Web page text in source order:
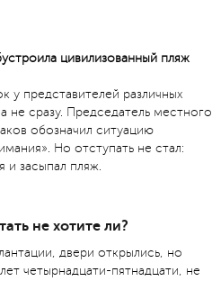
цивилизованный пляж
у представителей различных
не сразу. Председатель местного
обозначил ситуацию
Но отступать не стал:
и засыпал пляж.
не хотите ли?
двери открылись, но
четырнадцати-пятнадцати, не